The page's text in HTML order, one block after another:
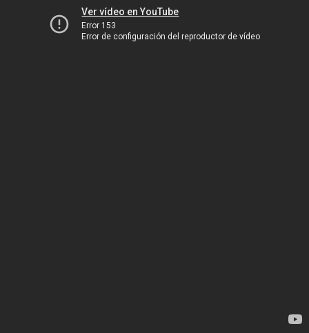
Ver vídeo en YouTube
Error 153
Error de configuración del reproductor de vídeo